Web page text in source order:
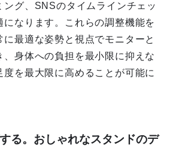
ング、SNSのタイムラインチェッ
になります。これらの調整機能を
最適な姿勢と視点でモニターと
、身体への負担を最小限に抑えな
度を最大限に高めることが可能に
る。おしゃれなスタンドのデ